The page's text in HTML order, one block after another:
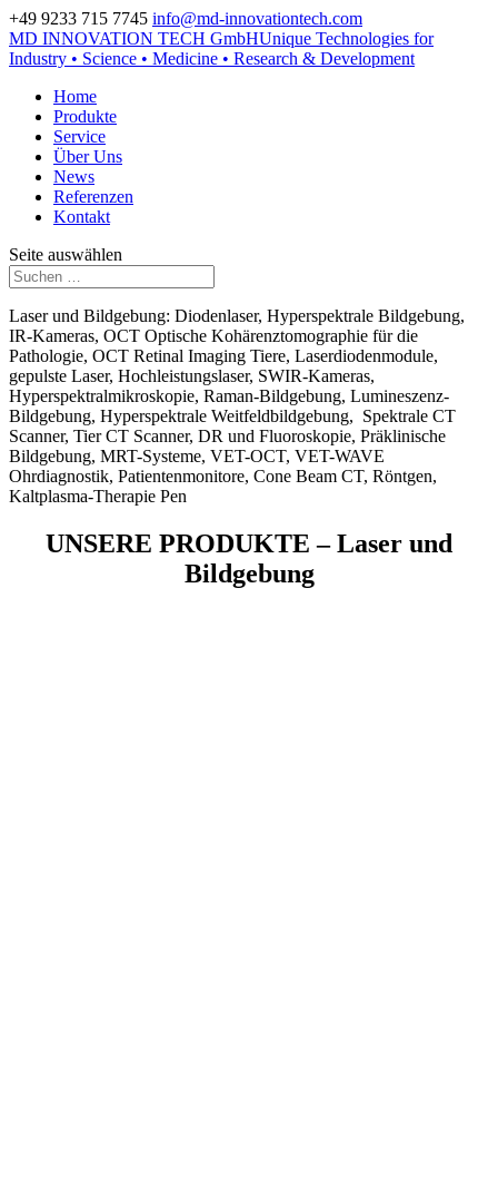
+49 9233 715 7745 info@md-innovationtech.com
MD INNOVATION TECH GmbHUnique Technologies for
Industry • Science • Medicine • Research & Development
Home
Produkte
Service
Über Uns
News
Referenzen
Kontakt
Seite auswählen
Laser und Bildgebung: Diodenlaser, Hyperspektrale Bildgebung,
IR-Kameras, OCT Optische Kohärenztomographie für die
Pathologie, OCT Retinal Imaging Tiere, Laserdiodenmodule,
gepulste Laser, Hochleistungslaser, SWIR-Kameras,
Hyperspektralmikroskopie, Raman-Bildgebung, Lumineszenz-
Bildgebung, Hyperspektrale Weitfeldbildgebung, Spektrale CT
Scanner, Tier CT Scanner, DR und Fluoroskopie, Präklinische
Bildgebung, MRT-Systeme, VET-OCT, VET-WAVE
Ohrdiagnostik, Patientenmonitore, Cone Beam CT, Röntgen,
Kaltplasma-Therapie Pen
UNSERE PRODUKTE – Laser und
Bildgebung
Zur Datenschutzerklärung